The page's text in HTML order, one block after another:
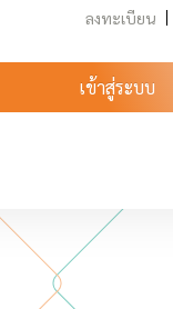
ลงทะเบียน
เข้าสู่ระบบ